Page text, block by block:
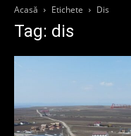
Acasă Etichete Dis
Tag: dis